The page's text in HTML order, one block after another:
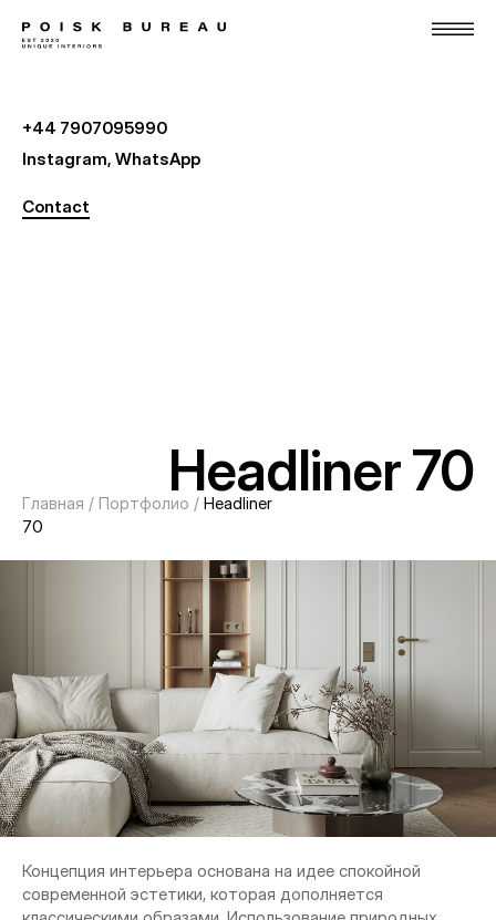
Contact
Instagram, WhatsApp
+44 7907095990
Главная / Портфолио / Headliner
70
Headliner 70
Концепция интерьера основана на идее спокойной
современной эстетики, которая дополняется